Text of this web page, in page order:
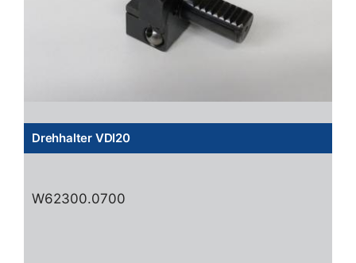
Drehhalter VDI20
W62300.0700